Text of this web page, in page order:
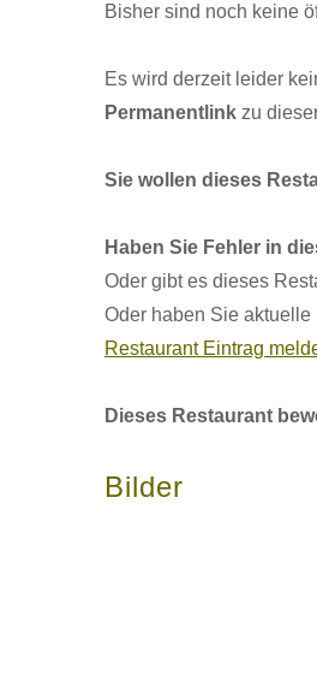
Bisher sind noch keine
Es wird derzeit leider
Permanentlink zu
Sie wollen dieses
Haben Sie Fehler in
Oder gibt es dieses
Oder haben Sie
Restaurant Eintrag
Dieses Restaurant
Bilder